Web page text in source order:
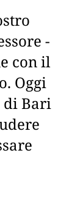
-
con il
Oggi
di Bari